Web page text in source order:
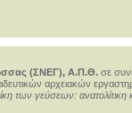
(ΣΝΕΓ), Α.Π.Θ. σε
αρχειακών
των γεύσεων: ανατολίτικη